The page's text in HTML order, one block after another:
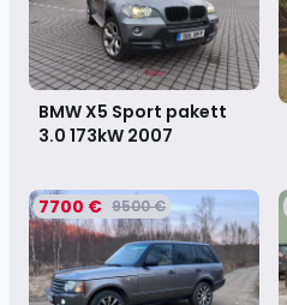
BMW X5 Sport pakett
3.0 173kW 2007
7700 € 9500 €